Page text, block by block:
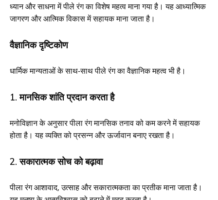
ध्यान और साधना में पीले रंग का विशेष महत्व माना गया है। यह आध्यात्मिक
जागरण और आत्मिक विकास में सहायक माना जाता है।
वैज्ञानिक दृष्टिकोण
धार्मिक मान्यताओं के साथ-साथ पीले रंग का वैज्ञानिक महत्व भी है।
1. मानसिक शांति प्रदान करता है
मनोविज्ञान के अनुसार पीला रंग मानसिक तनाव को कम करने में सहायक
होता है। यह व्यक्ति को प्रसन्न और ऊर्जावान बनाए रखता है।
2. सकारात्मक सोच को बढ़ावा
पीला रंग आशावाद, उत्साह और सकारात्मकता का प्रतीक माना जाता है।